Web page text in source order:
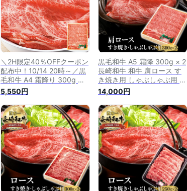
＼2H限定40％OFFクーポン
配布中！10/14 20時～／黒
毛和牛 A4 霜降り 300g 長
崎和牛 和牛 ロース 肩ロー
ス すき焼き用 牛肉 しゃぶ
しゃぶ用 すき焼き 肉 ギフ
ト しゃぶしゃぶ 長崎県産
美味しい 国産 すきやき す
き焼き肉 好き焼肉 すき焼肉
お祝い 贈り物 贈答用
5,550円
黒毛和牛 A5 霜降 300g × 2
長崎和牛 和牛 肩ロース す
き焼き用 しゃぶしゃぶ用 長
崎県産 高級肉 霜降り すき
焼き肉 すきやき肉 すき焼肉
プレゼント お祝い ギフト
贈り物 贈答用 送料無料 九
州産 牛肉
14,000円